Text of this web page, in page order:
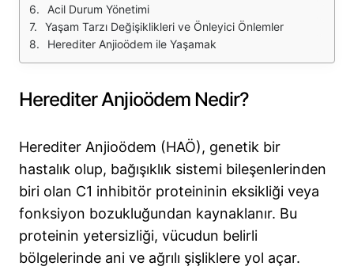
Acil Durum Yönetimi
Yaşam Tarzı Değişiklikleri ve Önleyici Önlemler
Herediter Anjioödem ile Yaşamak
Herediter Anjioödem Nedir?
Herediter Anjioödem (HAÖ), genetik bir
hastalık olup, bağışıklık sistemi bileşenlerinden
biri olan C1 inhibitör proteininin eksikliği veya
fonksiyon bozukluğundan kaynaklanır. Bu
proteinin yetersizliği, vücudun belirli
bölgelerinde ani ve ağrılı şişliklere yol açar.